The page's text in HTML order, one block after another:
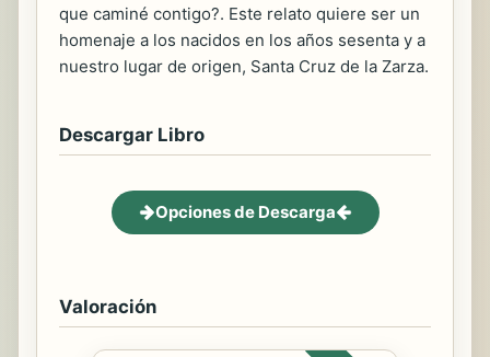
que caminé contigo?. Este relato quiere ser un
homenaje a los nacidos en los años sesenta y a
nuestro lugar de origen, Santa Cruz de la Zarza.
Descargar Libro
Opciones de Descarga
Valoración